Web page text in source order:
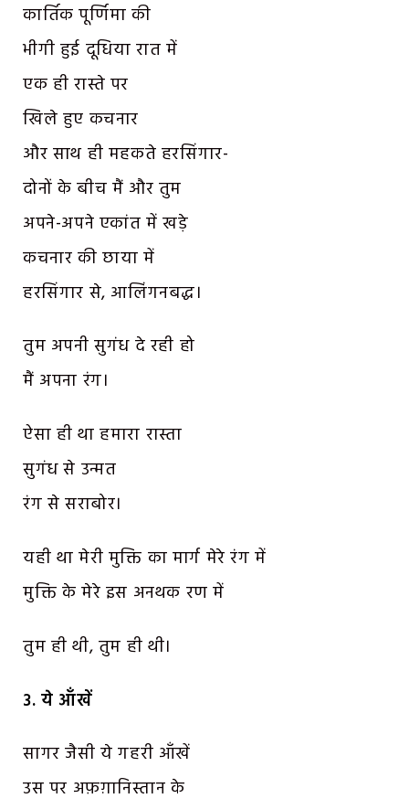
कार्तिक पूर्णिमा की
भीगी हुई दूधिया रात में
एक ही रास्ते पर
खिले हुए कचनार
और साथ ही महकते हरसिंगार-
दोनों के बीच मैं और तुम
अपने-अपने एकांत में खड़े
कचनार की छाया में
हरसिंगार से, आलिंगनबद्ध।
तुम अपनी सुगंध दे रही हो
मैं अपना रंग।
ऐसा ही था हमारा रास्ता
सुगंध से उन्मत
रंग से सराबोर।
यही था मेरी मुक्ति का मार्ग मेरे रंग में
मुक्ति के मेरे इस अनथक रण में
तुम ही थी, तुम ही थी।
३. ये आँखें
सागर जैसी ये गहरी आँखें
उस पर अफ़ग़ानिस्तान के